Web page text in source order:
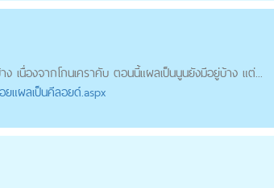
เนื่องจากโกนเคราคับ ตอนนี้แผลเป็นนูนยังมีอยู่บ้าง แต่...
ยแผลเป็นคีลอยด์.aspx